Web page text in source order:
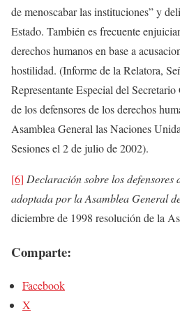
de menoscabar las instituciones” y
Estado. También es frecuente
derechos humanos en base a
hostilidad. (Informe de la Relatora,
Representante Especial del
de los defensores de los derechos
Asamblea General las Naciones
Sesiones el 2 de julio de 2002).
[6] Declaración sobre los defensores
adoptada por la Asamblea General
diciembre de 1998 resolución de la
Comparte:
Facebook
X